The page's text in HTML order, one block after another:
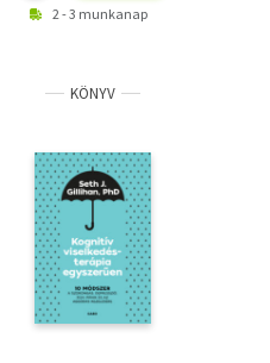
2 - 3 munkanap
KÖNYV